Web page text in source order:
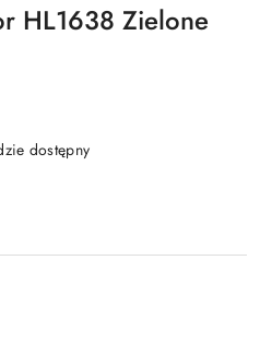
HL1638 Zielone
dostępny